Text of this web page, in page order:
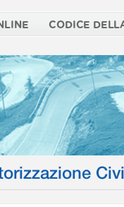
CODICE